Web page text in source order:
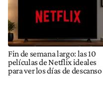
Fin de semana largo: las 10
películas de Netflix ideales
para ver los días de descanso